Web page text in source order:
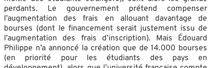
perdants. Le gouvernement prétend compenser
l’augmentation des frais en allouant davantage de
bourses (dont le financement serait justement issu de
l’augmentation des frais d’inscription). Mais Édouard
Philippe n’a annoncé la création que de 14.000 bourses
(en priorité pour les étudiants des pays en